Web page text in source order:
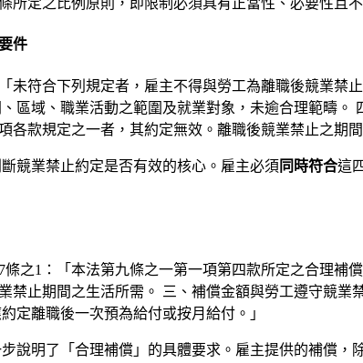
所定之比例原則，即限制必須具有正當性、必要性且
件
未符合下列規定者，雇主不得與勞工為離職後競業
區域、職業活動之範圍及就業對象，未逾合理範疇
各款規定之一者，其約定無效。離職後競業禁止之期
競業禁止約定是否有效的核心。雇主必須 同時符合這
條之1：「本法第九條之一第一項第四款所定之合理
禁止期間之生活所需。 三、補償金額與勞工遵守競
定離職後一次預為給付或按月給付。」
說明了「合理補償」的具體要求。雇主提供的補償